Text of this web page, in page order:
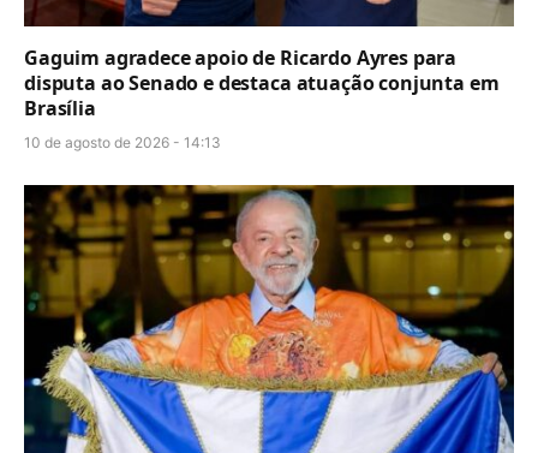
Gaguim agradece apoio de Ricardo Ayres para
disputa ao Senado e destaca atuação conjunta em
Brasília
10 de agosto de 2026 - 14:13